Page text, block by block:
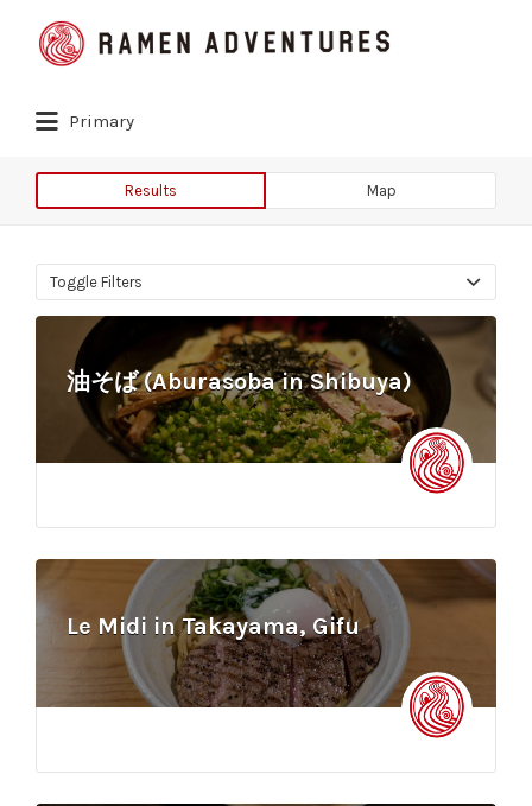
Search
for:
Primary
Results Map
Toggle Filters
油そば (Aburasoba in Shibuya)
Le Midi in Takayama, Gifu